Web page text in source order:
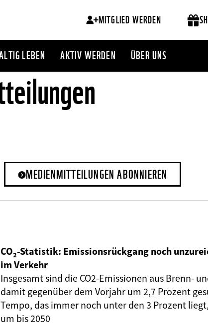
MITGLIED WERDEN
LEBEN AKTIV WERDEN ÜBER UNS
MEDIENMITTEILUNGEN ABONNIEREN
CO₂-Statistik: Emissionsrückgang noch
im Verkehr
Insgesamt sind die CO2-Emissionen aus Brenn-
damit gegenüber dem Vorjahr um 2,7 Prozent
Tempo, das immer noch unter den 3 Prozent
um bis 2050